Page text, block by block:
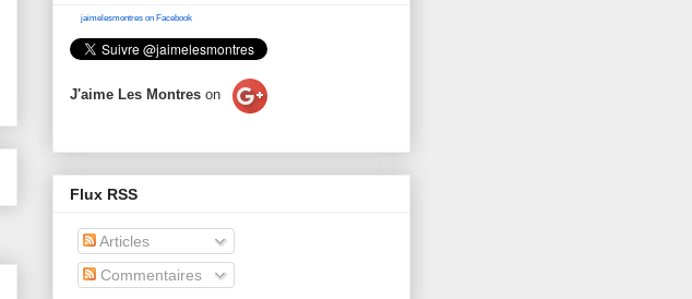
jaimelesmontres on Facebook
J'aime Les Montres on
Flux RSS
Articles
Commentaires